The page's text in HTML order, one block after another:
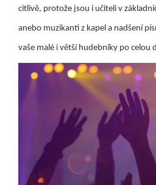
citlivě, protože jsou i učiteli v
anebo muzikanti z kapel a nadšení
vaše malé i větší hudebníky po celou